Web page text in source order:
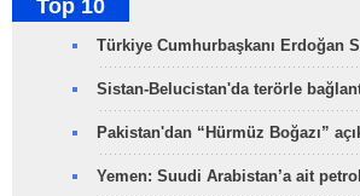
Top 10
Türkiye Cumhurbaşkanı Erdoğan
Sistan-Belucistan'da terörle
Pakistan'dan “Hürmüz Boğazı”
Yemen: Suudi Arabistan’a ait